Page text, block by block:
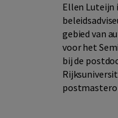
Ellen Luteijn
gebied van
voor het
bij de